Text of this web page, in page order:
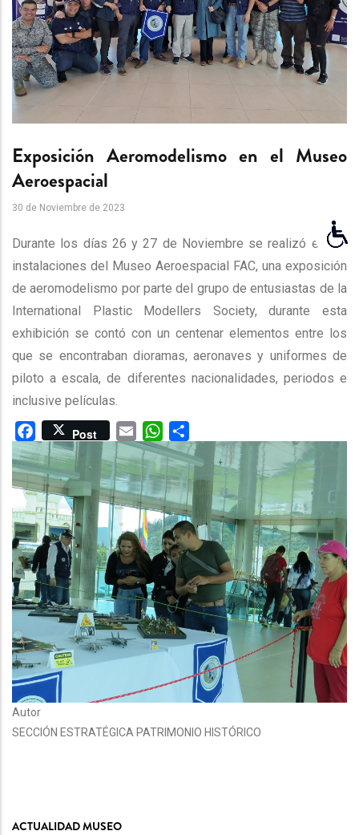
Exposición Aeromodelismo en el Museo
Aeroespacial
30 de Noviembre de 2023
Durante los días 26 y 27 de Noviembre se realizó en las
instalaciones del Museo Aeroespacial FAC, una exposición
de aeromodelismo por parte del grupo de entusiastas de la
International Plastic Modellers Society, durante esta
exhibición se contó con un centenar elementos entre los
que se encontraban dioramas, aeronaves y uniformes de
piloto a escala, de diferentes nacionalidades, periodos e
inclusive películas.
Facebook
Post Email WhatsApp
Autor
SECCIÓN ESTRATÉGICA PATRIMONIO HISTÓRICO
ACTUALIDAD MUSEO